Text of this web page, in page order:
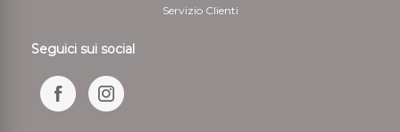
Servizio Clienti
Seguici sui social